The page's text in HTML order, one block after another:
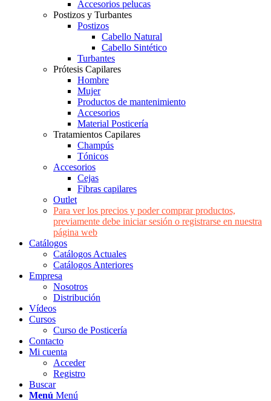
Accesorios pelucas
Postizos y Turbantes
Postizos
Cabello Natural
Cabello Sintético
Turbantes
Prótesis Capilares
Hombre
Mujer
Productos de mantenimiento
Accesorios
Material Posticería
Tratamientos Capilares
Champús
Tónicos
Accesorios
Cejas
Fibras capilares
Outlet
Para ver los precios y poder comprar productos,
previamente debe iniciar sesión o registrarse en nuestra
página web
Catálogos
Catálogos Actuales
Catálogos Anteriores
Empresa
Nosotros
Distribución
Vídeos
Cursos
Curso de Posticería
Contacto
Mi cuenta
Acceder
Registro
Buscar
Menú Menú